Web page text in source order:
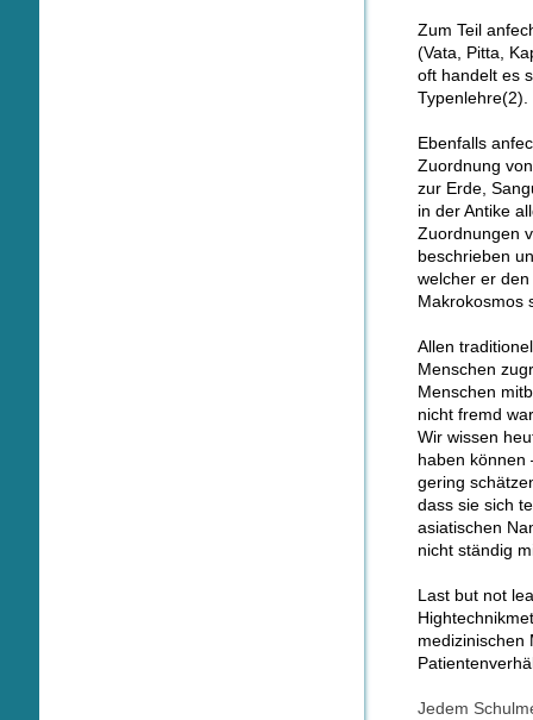
Zum Teil
(Vata, Pitta,
oft handelt es
Typenlehre(2).
Ebenfalls
Zuordnung
zur Erde,
in der Antike
Zuordnungen
beschrieben
welcher er
Makrokosmos
Allen
Menschen
Menschen
nicht fremd
Wir wissen
haben können
gering
dass sie sich
asiatischen
nicht ständig
Last but not
medizinischen
Jedem